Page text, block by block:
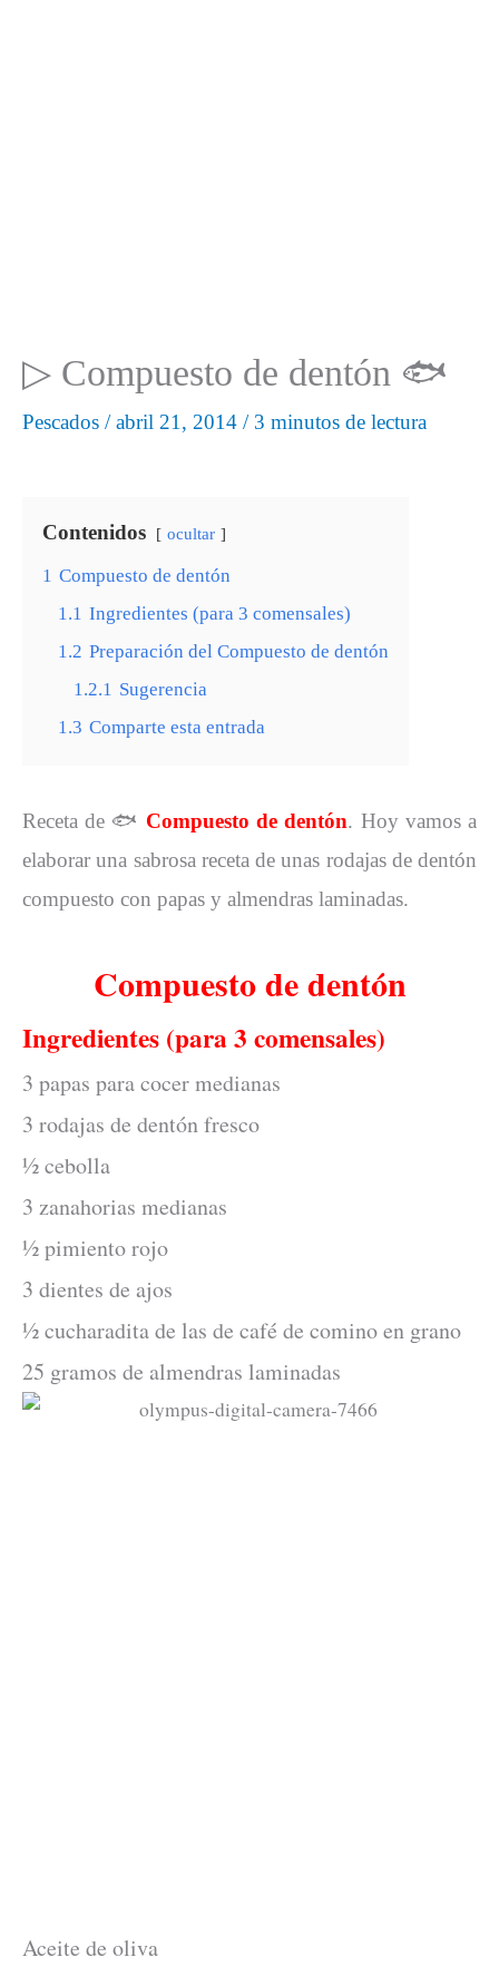
▷ Compuesto de dentón 🐟
Pescados /abril 21, 2014 / 3 minutos de lectura
Contenidos ocultar
1 Compuesto de dentón
1.1 Ingredientes (para 3 comensales)
1.2 Preparación del Compuesto de dentón
1.2.1 Sugerencia
1.3 Comparte esta entrada
Receta de 🐟 Compuesto de dentón. Hoy vamos a
elaborar una sabrosa receta de unas rodajas de dentón
compuesto con papas y almendras laminadas.
Compuesto de dentón
Ingredientes (para 3 comensales)
3 papas para cocer medianas
3 rodajas de dentón fresco
½ cebolla
3 zanahorias medianas
½ pimiento rojo
3 dientes de ajos
½ cucharadita de las de café de comino en grano
25 gramos de almendras laminadas
Aceite de oliva